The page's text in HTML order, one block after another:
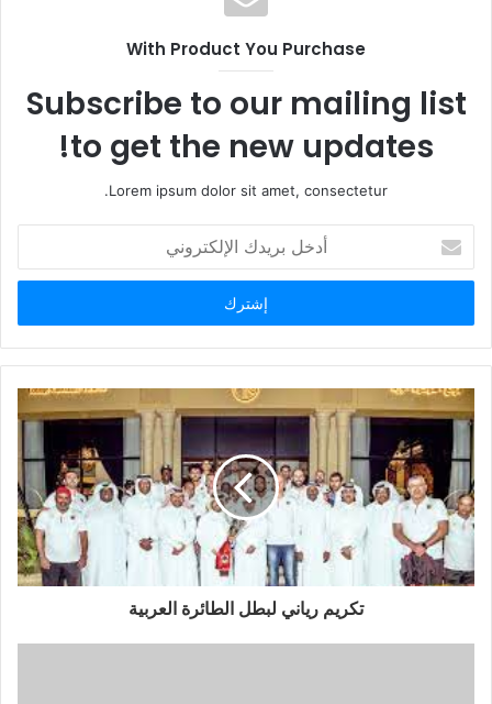
With Product You Purchase
Subscribe to our mailing list
to get the new updates!
Lorem ipsum dolor sit amet, consectetur.
بريدك
الإلكتروني
تكريم رياني لبطل الطائرة العربية